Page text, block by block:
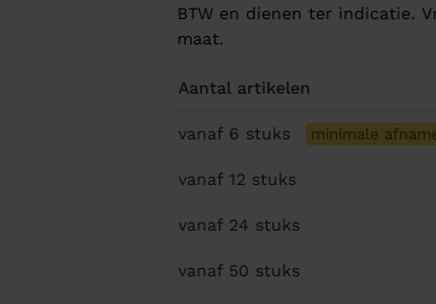
BTW en dienen ter indicatie.
maat.
Aantal artikelen
vanaf 6 stuks minimale
vanaf 12 stuks
vanaf 24 stuks
vanaf 50 stuks